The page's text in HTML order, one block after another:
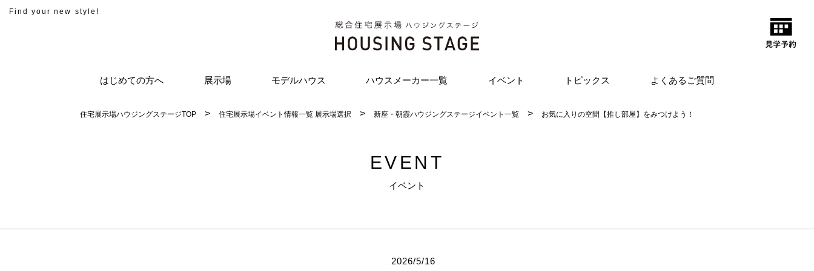
Find your new style!
はじめての方へ 展示場 モデルハウス ハウスメーカー一覧 イベント トピックス よくあるご質問
住宅展示場ハウジングステージTOP 住宅展示場イベント情報一覧 展示場選択 新座・朝霞ハウジングステージイベント一覧 お気に入りの空間【推し部屋】をみつけよう！
EVENT
イベント
2026/5/16